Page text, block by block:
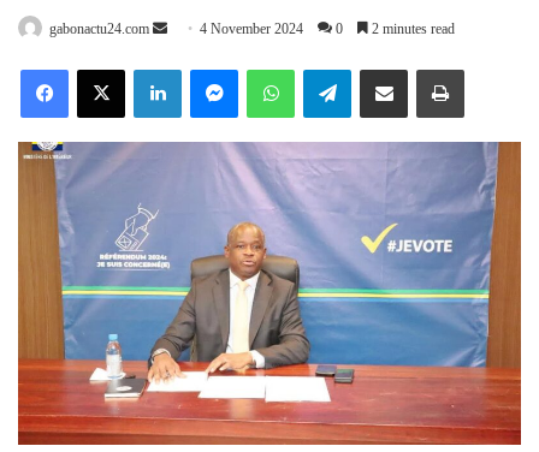
gabonactu24.com
Send 4 November 2024 0 2 minutes read
FacebookX LinkedInMessengerWhatsAppTelegramShare via Email Print